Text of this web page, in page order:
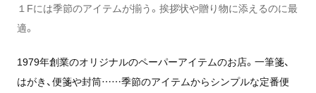
１Fには季節のアイテムが揃う。挨拶状や贈り物に添えるのに最
適。
1979年創業のオリジナルのペーパーアイテムのお店。一筆箋、
はがき、便箋や封筒……季節のアイテムからシンプルな定番便